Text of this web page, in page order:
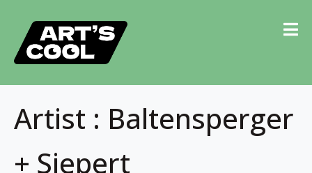
Artist : Baltensperger
+ Siepert